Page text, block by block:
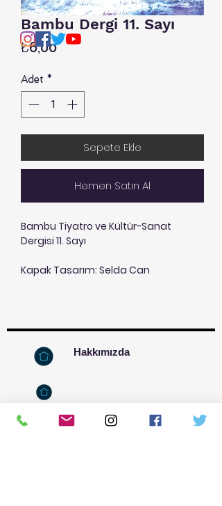
Bambu Dergi 11. Sayı
₺6,00Fiyat
Adet *
Sepete Ekle
Hemen Satın Al
Bambu Tiyatro ve Kültür-Sanat
Dergisi 11. Sayı
Kapak Tasarım: Selda Can
Hakkımızda